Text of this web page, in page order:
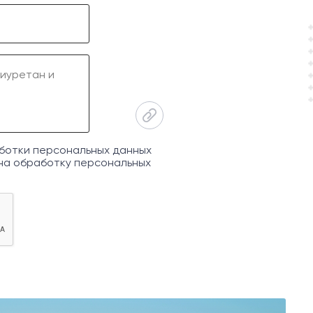
персональных данных
обработку персональных